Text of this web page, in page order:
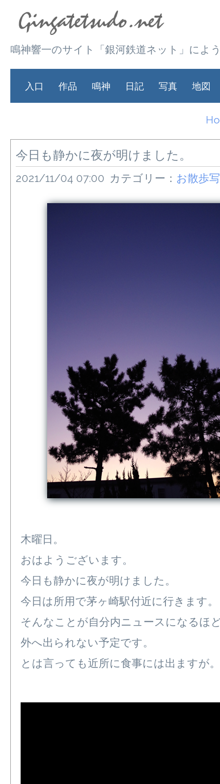
鳴神響一のサイト「銀河鉄道ネット」によ
入口 作品 鳴神 日記 写真 地図
今日も静かに夜が明けました。
2021/11/04 07:00 カテゴリー： お散歩
木曜日。
おはようございます。
今日も静かに夜が明けました。
今日は所用で茅ヶ崎駅付近に行きます。
そんなことが自分内ニュースになるほ
外へ出られない予定です。
とは言っても近所に食事には出ますが。